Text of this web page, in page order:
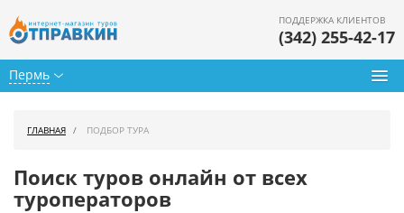
Пермь
ПОДДЕРЖКА КЛИЕНТОВ
(342) 255-42-17
Горящие туры
ГЛАВНАЯ ПОДБОР ТУРА
Поиск туров онлайн от всех
туроператоров